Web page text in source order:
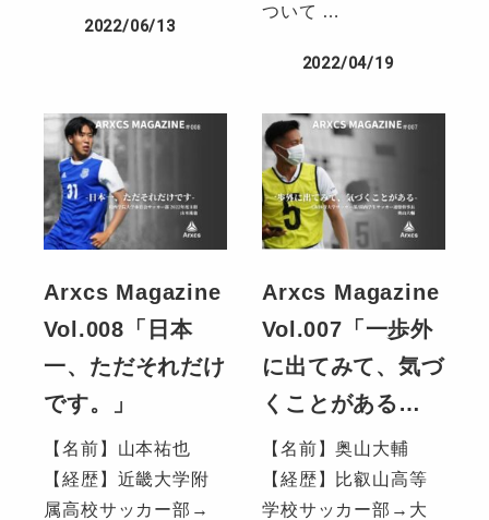
2022/06/13
ついて …
2022/04/19
Arxcs Magazine
Vol.008「日本
一、ただそれだけ
です。」
【名前】山本祐也
【経歴】近畿大学附
属高校サッカー部→
Arxcs Magazine
Vol.007「一歩外
に出てみて、気づ
くことがある…
【名前】奥山大輔
【経歴】比叡山高等
学校サッカー部→大